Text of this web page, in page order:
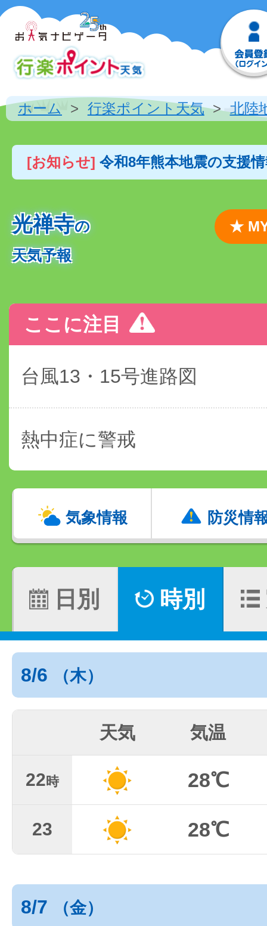
ホーム 行楽ポイント天気 北陸
[お知らせ] 令和8年熊本地震の支援
光禅寺の
天気予報
★
ここに注目
台風13・15号進路図
熱中症に警戒
気象情報 防災情
日別 時別
8/6 （木）
天気 気温
22時 28℃
23 28℃
8/7 （金）